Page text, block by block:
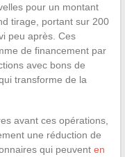
pour un montant
tirage, portant sur 200
peu après. Ces
de financement par
avec bons de
transforme de la
avant ces opérations,
une réduction de
qui peuvent en